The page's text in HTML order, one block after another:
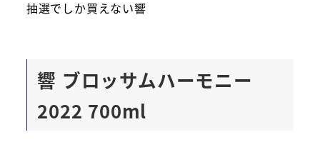
抽選でしか買えない響
響 ブロッサムハーモニー
2022 700ml